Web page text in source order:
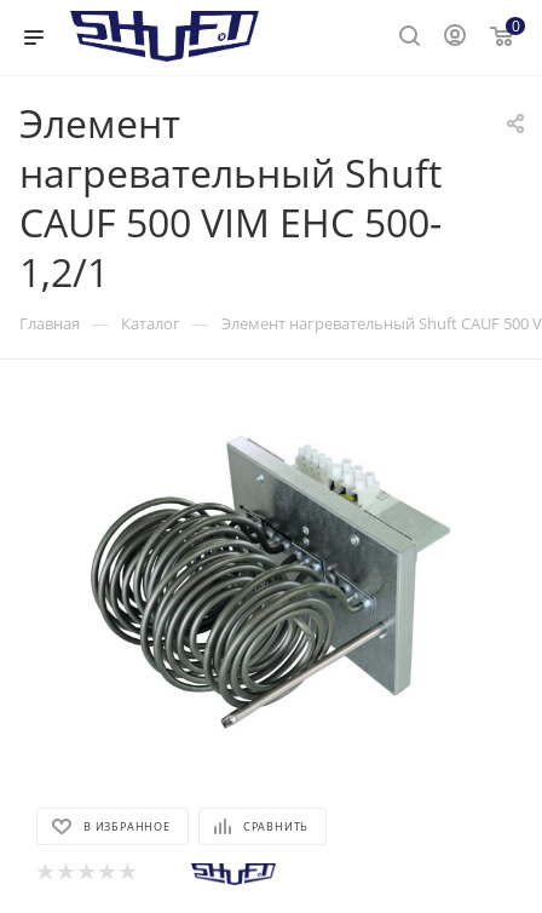
0
Элемент
нагревательный Shuft
CAUF 500 VIM EHC 500-
1,2/1
Главная — Каталог — Элемент нагревательный Shuft CAUF 500
В ИЗБРАННОЕ СРАВНИТЬ